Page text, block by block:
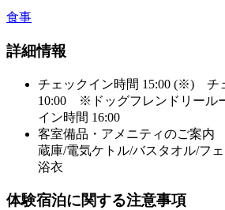
食事
詳細情報
チェックイン時間 15:00 (※) チ
10:00 ※ドッグフレンドリール
イン時間 16:00
客室備品・アメニティのご案内
蔵庫/電気ケトル/バスタオル/フ
浴衣
体験宿泊に関する注意事項